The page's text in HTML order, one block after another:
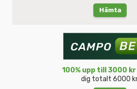
Hämta
100% upp till 3000 kr
dig totalt 6000